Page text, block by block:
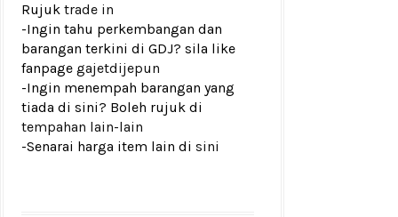
Rujuk trade in
-Ingin tahu perkembangan dan
barangan terkini di GDJ? sila like
fanpage gajetdijepun
-Ingin menempah barangan yang
tiada di sini? Boleh rujuk di
tempahan lain-lain
-Senarai harga item lain di sini